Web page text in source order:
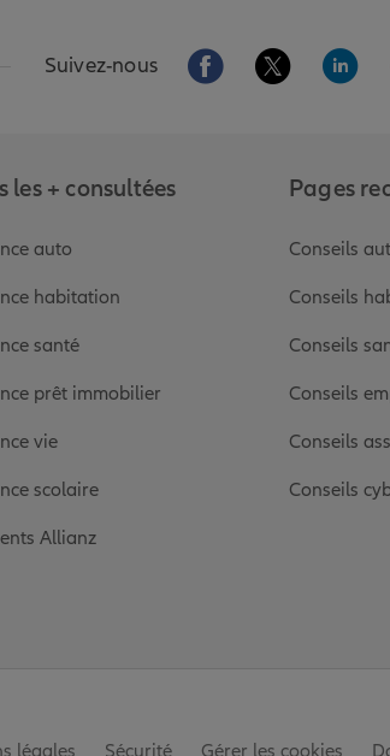
Suivez-nous Aller sur la page
Aller sur laAller
les + consultées
auto
habitation
santé
prêt immobilier
vie
scolaire
Allianz
Pages
Conseils
Conseils
Conseils
Conseils
Conseils
Conseils